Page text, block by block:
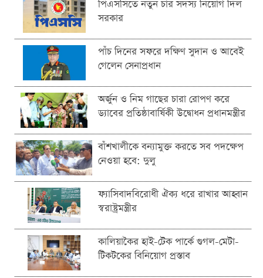
পিএসসিতে নতুন চার সদস্য নিয়োগ দিল
সরকার
পাঁচ দিনের সফরে দক্ষিণ সুদান ও আবেই
গেলেন সেনাপ্রধান
অর্জুন ও নিম গাছের চারা রোপণ করে
ড্যাবের প্রতিষ্ঠাবার্ষিকী উদ্বোধন প্রধানমন্ত্রীর
বাঁশখালীকে বন্যামুক্ত করতে সব পদক্ষেপ
নেওয়া হবে: দুলু
ফ্যাসিবাদবিরোধী ঐক্য ধরে রাখার আহ্বান
স্বরাষ্ট্রমন্ত্রীর
কালিয়াকৈর হাই-টেক পার্কে গুগল-মেটা-
টিকটকের বিনিয়োগ প্রস্তাব